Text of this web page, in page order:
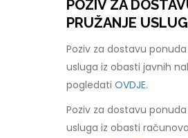
POZIV ZA
PRUŽANJE
Poziv za dostavu
usluga iz obasti javnih
pogledatiOVDJE.
Poziv za dostavu
usluga iz obasti